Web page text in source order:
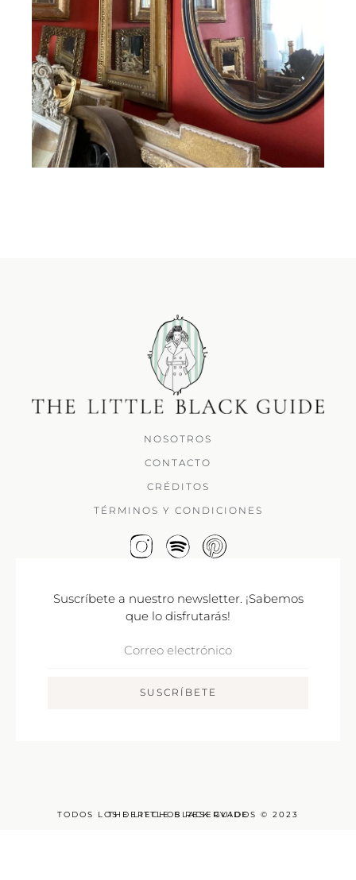
NOSOTROS
CONTACTO
CRÉDITOS
TÉRMINOS Y CONDICIONES
Suscríbete a nuestro newsletter. ¡Sabemos
que lo disfrutarás!
SUSCRÍBETE
TODOS LOS DERECHOS RESERVADOS © 2023
THE LITTLE BLACK GUIDE